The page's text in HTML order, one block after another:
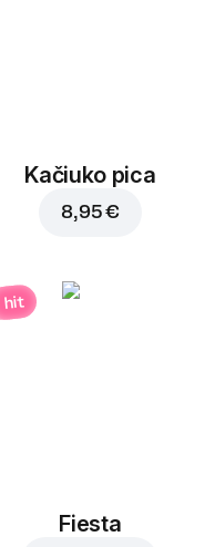
Kačiuko pica
8,95 €
hit
Fiesta